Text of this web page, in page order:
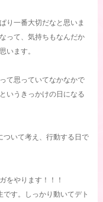
り一番大切だなと思いま
って、気持ちもなんだか
います。
て思っていてなかなかで
いうきっかけの日になる
ついて考え、行動する日で
をやります！！！
す。しっかり動いてデト